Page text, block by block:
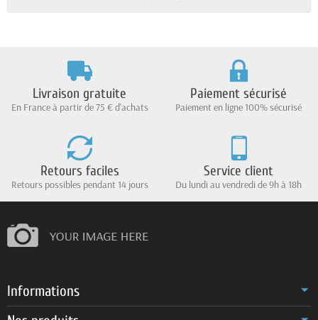
Livraison gratuite
En France à partir de 75 € d'achats
Paiement sécurisé
Paiement en ligne 100% sécurisé
Retours faciles
Retours possibles pendant 14 jours
Service client
Du lundi au vendredi de 9h à 18h
Informations